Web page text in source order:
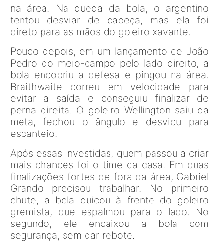
na área. Na queda da bola, o argentino
tentou desviar de cabeça, mas ela foi
direto para as mãos do goleiro xavante.
Pouco depois, em um lançamento de João
Pedro do meio-campo pelo lado direito, a
bola encobriu a defesa e pingou na área.
Braithwaite correu em velocidade para
evitar a saída e conseguiu finalizar de
perna direita. O goleiro Wellington saiu da
meta, fechou o ângulo e desviou para
escanteio.
Após essas investidas, quem passou a criar
mais chances foi o time da casa. Em duas
finalizações fortes de fora da área, Gabriel
Grando precisou trabalhar. No primeiro
chute, a bola quicou à frente do goleiro
gremista, que espalmou para o lado. No
segundo, ele encaixou a bola com
segurança, sem dar rebote.